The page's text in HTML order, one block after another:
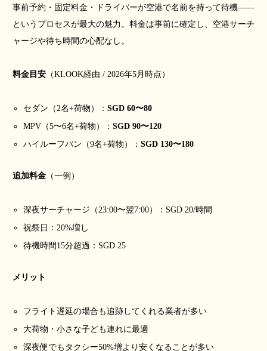
事前予約・固定料金・ドライバーが空港で名前を持って待機――
というプロセスが最大の魅力。料金は事前に確定し、空港サーチ
ャージや待ち時間の心配なし。
料金目安（KLOOK経由 / 2026年5月時点）
セダン（2名+荷物）：SGD 60〜80
MPV（5〜6名+荷物）：SGD 90〜120
ハイルーフバン（9名+荷物）：SGD 130〜180
追加料金（一例）
深夜サーチャージ（23:00〜翌7:00）：SGD 20/時間
祝祭日：20%増し
待機時間15分超過：SGD 25
メリット
フライト遅延の場合も追跡してくれる業者が多い
大荷物・小さな子ども連れに最適
深夜便でもタクシー50%増より安くなることが多い